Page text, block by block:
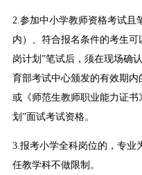
2.参加中小学教师资格考试且
内）、符合报名条件的考生可
岗计划”笔试后，须在现场确
育部考试中心颁发的有效期内
或《师范生教师职业能力证
划”面试考试资格。
3.报考小学全科岗位的，专业
任教学科不做限制。